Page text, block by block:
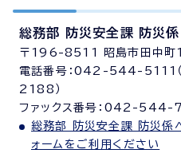
総務部 防災安全課 防災係
〒196-8511 昭島市田中
電話番号：042-544-5111
2188）
ファックス番号：042-
総務部 防災安全課 防災係
ォームをご利用ください